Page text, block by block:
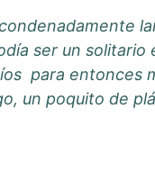
ser un
para entonces
un poquito de